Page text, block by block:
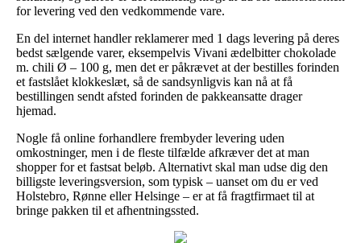
for levering ved den vedkommende vare.
En del internet handler reklamerer med 1 dags levering på deres
bedst sælgende varer, eksempelvis Vivani ædelbitter chokolade
m. chili Ø – 100 g, men det er påkrævet at der bestilles forinden
et fastslået klokkeslæt, så de sandsynligvis kan nå at få
bestillingen sendt afsted forinden de pakkeansatte drager
hjemad.
Nogle få online forhandlere frembyder levering uden
omkostninger, men i de fleste tilfælde afkræver det at man
shopper for et fastsat beløb. Alternativt skal man udse dig den
billigste leveringsversion, som typisk – uanset om du er ved
Holstebro, Rønne eller Helsinge – er at få fragtfirmaet til at
bringe pakken til et afhentningssted.